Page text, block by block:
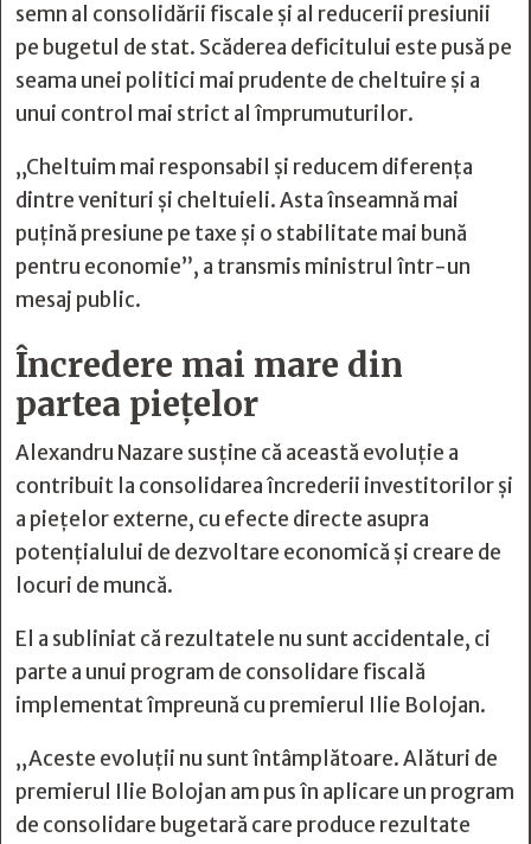
semn al consolidării fiscale și al reducerii presiunii
pe bugetul de stat. Scăderea deficitului este pusă pe
seama unei politici mai prudente de cheltuire și a
unui control mai strict al împrumuturilor.
„Cheltuim mai responsabil și reducem diferența
dintre venituri și cheltuieli. Asta înseamnă mai
puțină presiune pe taxe și o stabilitate mai bună
pentru economie”, a transmis ministrul într-un
mesaj public.
Încredere mai mare din
partea piețelor
Alexandru Nazare susține că această evoluție a
contribuit la consolidarea încrederii investitorilor și
a piețelor externe, cu efecte directe asupra
potențialului de dezvoltare economică și creare de
locuri de muncă.
El a subliniat că rezultatele nu sunt accidentale, ci
parte a unui program de consolidare fiscală
implementat împreună cu premierul Ilie Bolojan.
„Aceste evoluții nu sunt întâmplătoare. Alături de
premierul Ilie Bolojan am pus în aplicare un program
de consolidare bugetară care produce rezultate